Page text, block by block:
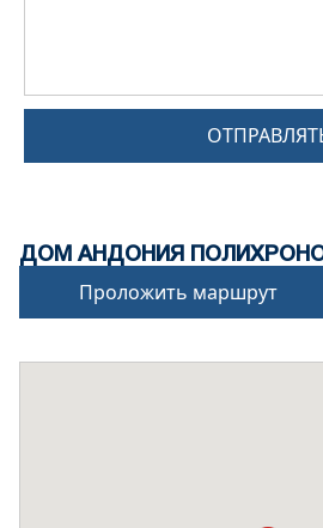
ДОМ АНДОНИЯ ПОЛИХРОНО
Проложить маршрут